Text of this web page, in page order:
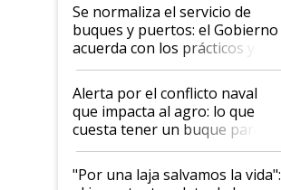
Se normaliza el servicio de
buques y puertos: el Gobierno
acuerda con los prácticos y
suspende el decreto de
desregulación
Alerta por el conflicto naval
que impacta al agro: lo que
cuesta tener un buque parado
y el peligro de que Argentina
pase a ser "país sucio"
"Por una laja salvamos la vida":